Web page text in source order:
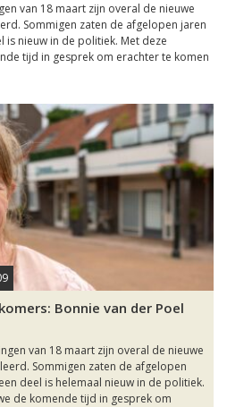
van 18 maart zijn overal de nieuwe
Sommigen zaten de afgelopen jaren
is nieuw in de politiek. Met deze
tijd in gesprek om erachter te komen
Bonnie van der Poel
van 18 maart zijn overal de nieuwe
Sommigen zaten de afgelopen
deel is helemaal nieuw in de politiek.
de komende tijd in gesprek om